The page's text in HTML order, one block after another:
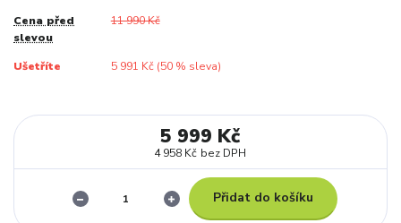
Cena před
slevou
11 990 Kč
Ušetříte 5 991 Kč (50% sleva)
5 999 Kč
4 958 Kč bez DPH
Přidat do košíku